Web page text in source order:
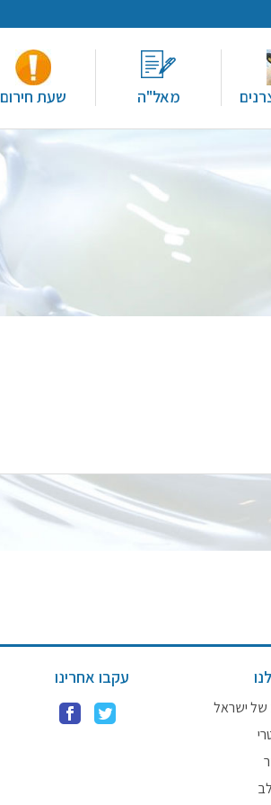
מאל"ה שעת חירום
ישראל
עקבו אחרינו